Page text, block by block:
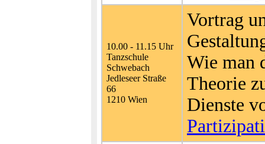
10.00 - 11.15 Uhr
Tanzschule
Schwebach
Jedleseer Straße
66
1210 Wien
Vortrag
Wie man
Theorie
Dienste